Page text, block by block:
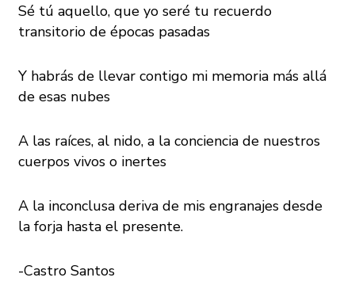
Sé tú aquello, que yo seré tu recuerdo
transitorio de épocas pasadas
Y habrás de llevar contigo mi memoria más allá
de esas nubes
A las raíces, al nido, a la conciencia de nuestros
cuerpos vivos o inertes
A la inconclusa deriva de mis engranajes desde
la forja hasta el presente.
-Castro Santos